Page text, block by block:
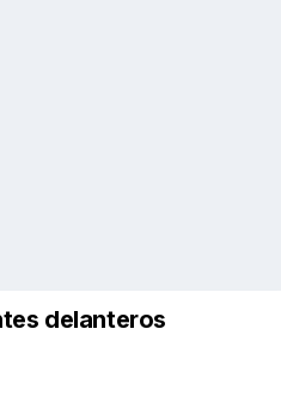
delanteros